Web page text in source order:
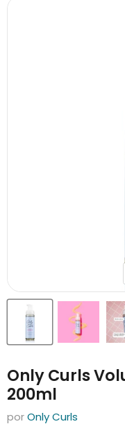
Only Curls
200ml
porOnly Curls